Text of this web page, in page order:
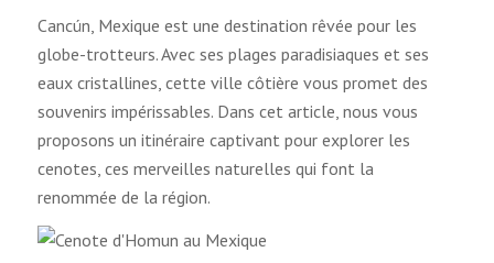
Cancún, Mexique est une destination rêvée pour les
globe-trotteurs. Avec ses plages paradisiaques et ses
eaux cristallines, cette ville côtière vous promet des
souvenirs impérissables. Dans cet article, nous vous
proposons un itinéraire captivant pour explorer les
cenotes, ces merveilles naturelles qui font la
renommée de la région.